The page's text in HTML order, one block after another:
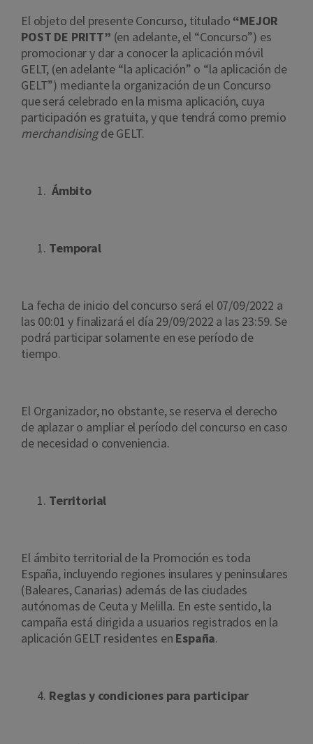
El objeto del presente Concurso, titulado “MEJOR
POST DE PRITT” (en adelante, el “Concurso”) es
promocionar y dar a conocer la aplicación móvil
GELT, (en adelante “la aplicación” o “la aplicación de
GELT”) mediante la organización de un Concurso
que será celebrado en la misma aplicación, cuya
participación es gratuita, y que tendrá como premio
merchandisingde GELT.
Ámbito
Temporal
La fecha de inicio del concurso será el 07/09/2022 a
las 00:01 y finalizará el día 29/09/2022 a las 23:59. Se
podrá participar solamente en ese período de
tiempo.
El Organizador, no obstante, se reserva el derecho
de aplazar o ampliar el período del concurso en caso
de necesidad o conveniencia.
Territorial
El ámbito territorial de la Promoción es toda
España, incluyendo regiones insulares y peninsulares
(Baleares, Canarias) además de las ciudades
autónomas de Ceuta y Melilla. En este sentido, la
campaña está dirigida a usuarios registrados en la
aplicación GELT residentes en España.
Reglas y condiciones para participar